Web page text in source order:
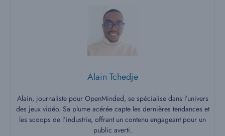
Alain Tchedje
Alain, journaliste pour OpenMinded, se spécialise dans l’univers
des jeux vidéo. Sa plume acérée capte les dernières tendances et
les scoops de l’industrie, offrant un contenu engageant pour un
public averti.